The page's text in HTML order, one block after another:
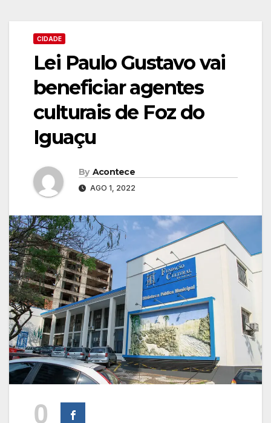
CIDADE
Lei Paulo Gustavo vai
beneficiar agentes
culturais de Foz do
Iguaçu
By Acontece
AGO 1, 2022
0